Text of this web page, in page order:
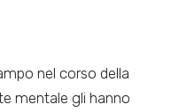
nel corso della
mentale gli hanno